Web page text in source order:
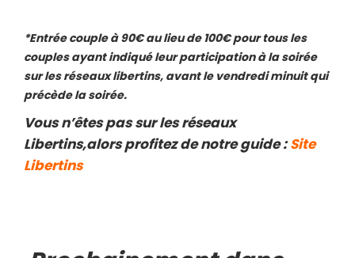
*Entrée couple à 90€ au lieu de 100€ pour tous les
couples ayant indiqué leur participation à la soirée
sur les réseaux libertins, avant le vendredi minuit qui
précède la soirée.
Vous n’êtes pas sur les réseaux
Libertins,alors profitez de notre guide :Site
Libertins